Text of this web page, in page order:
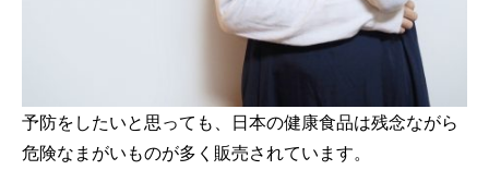
予防をしたいと思っても、日本の健康食品は残念ながら
危険なまがいものが多く販売されています。